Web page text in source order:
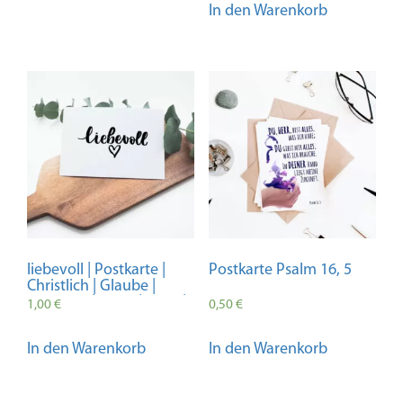
In den Warenkorb
liebevoll | Postkarte |
Christlich | Glaube |
Bibelvers | Karte | Bibel |
| Lettering | Stilvoll
1,00€
In den Warenkorb
Postkarte Psalm 16, 5
0,50€
In den Warenkorb